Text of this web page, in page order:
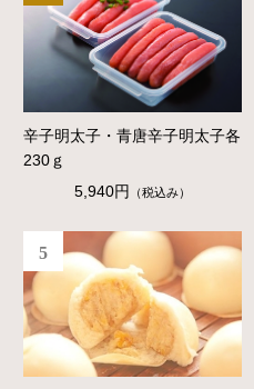
辛子明太子・青唐辛子明太子各
230ｇ
5,940円 （税込み）
5